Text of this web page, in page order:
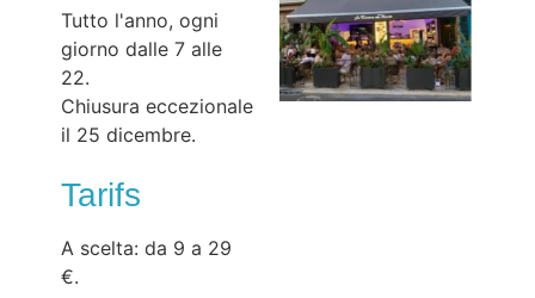
Tutto l'anno, ogni
giorno dalle 7 alle
22.
Chiusura eccezionale
il 25 dicembre.
Tarifs
A scelta: da 9 a 29
€.